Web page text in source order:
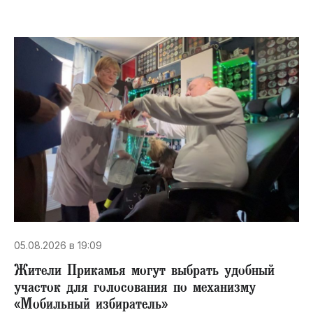
05.08.2026 в 19:09
Жители Прикамья могут выбрать удобный
участок для голосования по механизму
«Мобильный избиратель»